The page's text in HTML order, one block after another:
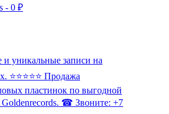
- 0 ₽
и уникальные записи на
⭐️⭐️⭐️⭐️⭐️ Продажа
пластинок по выгодной
Goldenrecords. ☎ Звоните: +7